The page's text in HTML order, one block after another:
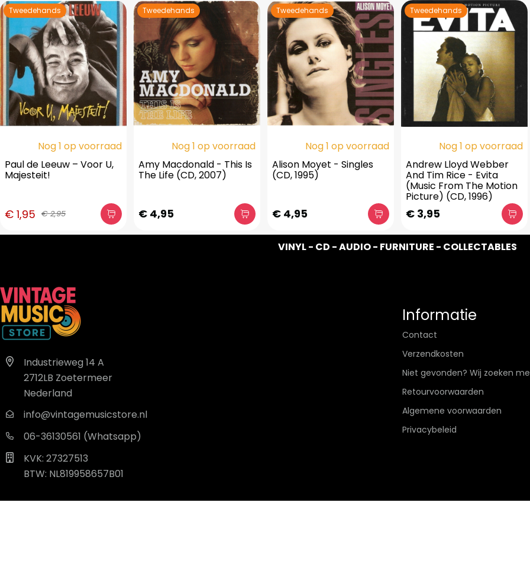
Tweedehands
Nog 1 op voorraad
Paul de Leeuw – Voor U,
Majesteit!
€ 1,95 € 2,95
Tweedehands
Nog 1 op voorraad
Amy Macdonald - This Is
The Life (CD, 2007)
€ 4,95
Tweedehands
Nog 1 op voorraad
Alison Moyet - Singles
(CD, 1995)
€ 4,95
Tweedehands
Nog 1 op voorraad
Andrew Lloyd Webber
And Tim Rice - Evita
(Music From The Motion
Picture) (CD, 1996)
€ 3,95
VINYL - CD - AUDIO - FURNITURE - COLLECTABLES
Industrieweg 14 A
2712LB Zoetermeer
Nederland
info@vintagemusicstore.nl
06-36130561 (Whatsapp)
KVK: 27327513
BTW: NL819958657B01
Informatie
Contact
Verzendkosten
Niet gevonden? Wij zoeken
Retourvoorwaarden
Algemene voorwaarden
Privacybeleid